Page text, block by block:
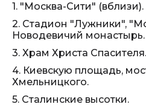
1. "Москва-Сити" (вблизи).
2. Стадион "Лужники",
Новодевичий монастырь.
3. Храм Христа Спасителя.
4. Киевскую площадь,
Хмельницкого.
5. Сталинские высотки.